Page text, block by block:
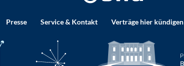
Presse Service & Kontakt Verträge hier kündigen